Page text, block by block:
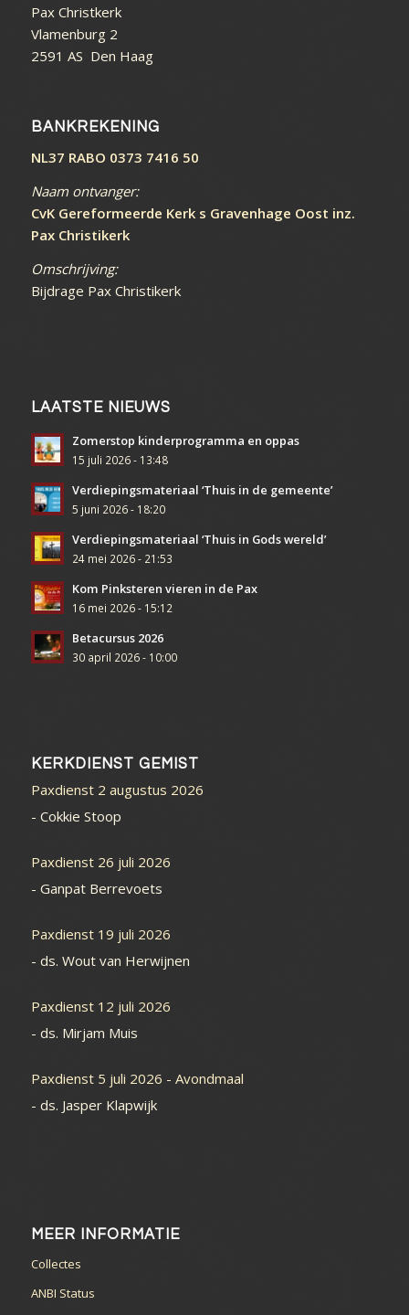
Pax Christkerk
Vlamenburg 2
2591 AS Den Haag
BANKREKENING
NL37 RABO 0373 7416 50
Naam ontvanger:
CvK Gereformeerde Kerk s Gravenhage Oost inz.
Pax Christikerk
Omschrijving:
Bijdrage Pax Christikerk
LAATSTE NIEUWS
Zomerstop kinderprogramma en oppas
15 juli 2026 - 13:48
Verdiepingsmateriaal ‘Thuis in de gemeente’
5 juni 2026 - 18:20
Verdiepingsmateriaal ‘Thuis in Gods wereld’
24 mei 2026 - 21:53
Kom Pinksteren vieren in de Pax
16 mei 2026 - 15:12
Betacursus 2026
30 april 2026 - 10:00
KERKDIENST GEMIST
Paxdienst 2 augustus 2026
- Cokkie Stoop
Paxdienst 26 juli 2026
- Ganpat Berrevoets
Paxdienst 19 juli 2026
- ds. Wout van Herwijnen
Paxdienst 12 juli 2026
- ds. Mirjam Muis
Paxdienst 5 juli 2026 - Avondmaal
- ds. Jasper Klapwijk
MEER INFORMATIE
Collectes
ANBI Status